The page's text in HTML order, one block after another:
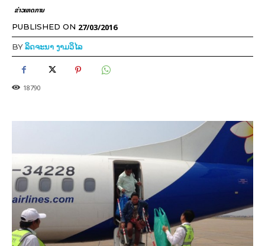
ຂ່າວເຫດການ
PUBLISHED ON 27/03/2016
BYລິດຈະນາ ງາມວິໄລ
18790